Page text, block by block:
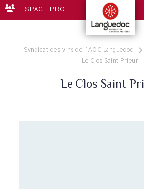
ESPACE PRO
Syndicat des vins de l'AOC Languedoc
Le Clos Saint Prieur
Le Clos Saint